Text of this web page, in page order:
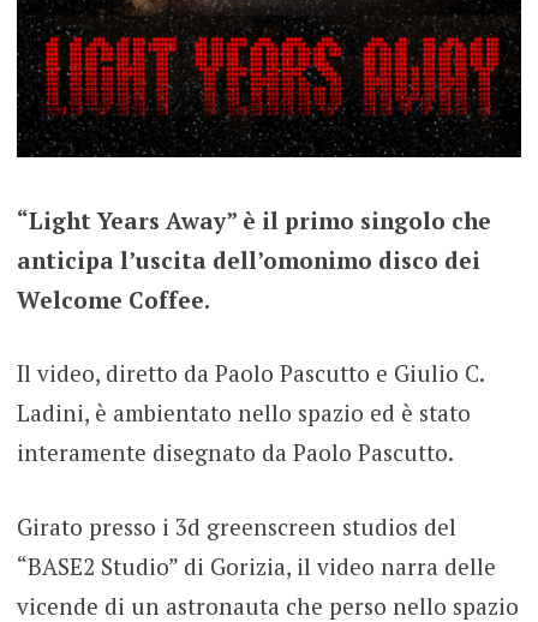
“Light Years Away” è il primo singolo che
anticipa l’uscita dell’omonimo disco dei
Welcome Coffee.
Il video, diretto da Paolo Pascutto e Giulio C.
Ladini, è ambientato nello spazio ed è stato
interamente disegnato da Paolo Pascutto.
Girato presso i 3d greenscreen studios del
“BASE2 Studio” di Gorizia, il video narra delle
vicende di un astronauta che perso nello spazio